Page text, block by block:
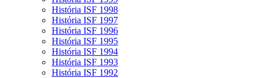
História ISF 1998
História ISF 1997
História ISF 1996
História ISF 1995
História ISF 1994
História ISF 1993
História ISF 1992